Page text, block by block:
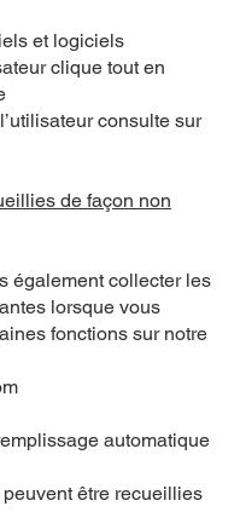
et logiciels
clique tout en
consulte sur
de façon non
également collecter les
lorsque vous
fonctions sur notre
automatique
être recueillies